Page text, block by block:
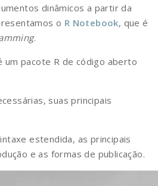
dinâmicos a partir da
o R Notebook, que é
.
um pacote R de código aberto
suas principais
estendida, as principais
e as formas de publicação.